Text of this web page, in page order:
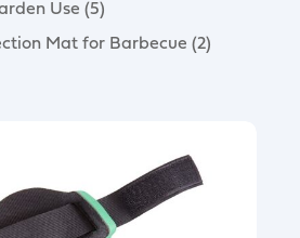
Use (5)
Mat for Barbecue (2)